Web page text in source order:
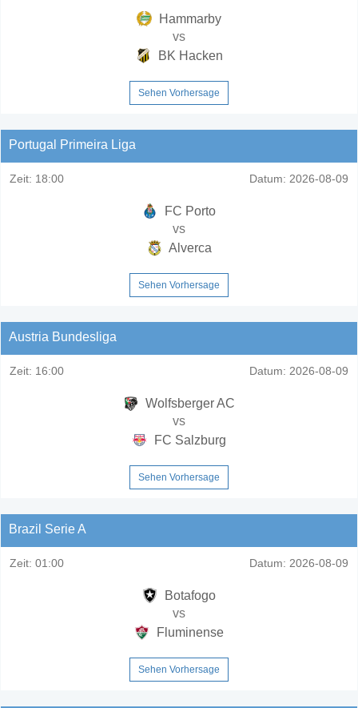
Hammarby
vs
BK Hacken
Sehen Vorhersage
Portugal Primeira Liga
Zeit: 18:00 Datum: 2026-08-09
FC Porto
vs
Alverca
Sehen Vorhersage
Austria Bundesliga
Zeit: 16:00 Datum: 2026-08-09
Wolfsberger AC
vs
FC Salzburg
Sehen Vorhersage
Brazil Serie A
Zeit: 01:00 Datum: 2026-08-09
Botafogo
vs
Fluminense
Sehen Vorhersage